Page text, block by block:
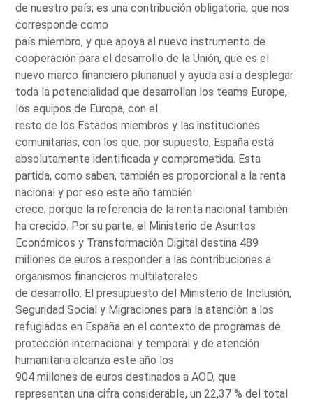
de nuestro país; es una contribución obligatoria, que nos
corresponde como
país miembro, y que apoya al nuevo instrumento de
cooperación para el desarrollo de la Unión, que es el
nuevo marco financiero plurianual y ayuda así a desplegar
toda la potencialidad que desarrollan los teams Europe,
los equipos de Europa, con el
resto de los Estados miembros y las instituciones
comunitarias, con los que, por supuesto, España está
absolutamente identificada y comprometida. Esta
partida, como saben, también es proporcional a la renta
nacional y por eso este año también
crece, porque la referencia de la renta nacional también
ha crecido. Por su parte, el Ministerio de Asuntos
Económicos y Transformación Digital destina 489
millones de euros a responder a las contribuciones a
organismos financieros multilaterales
de desarrollo. El presupuesto del Ministerio de Inclusión,
Seguridad Social y Migraciones para la atención a los
refugiados en España en el contexto de programas de
protección internacional y temporal y de atención
humanitaria alcanza este año los
904 millones de euros destinados a AOD, que
representan una cifra considerable, un 22,37 % del total